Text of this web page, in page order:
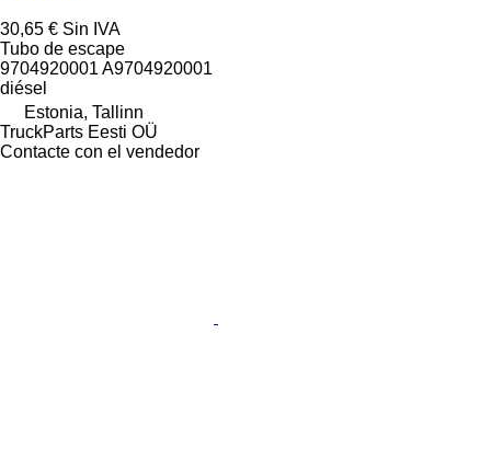
30,65 € Sin IVA
Tubo de escape
9704920001 A9704920001
diésel
Estonia, Tallinn
TruckParts Eesti OÜ
Contacte con el vendedor